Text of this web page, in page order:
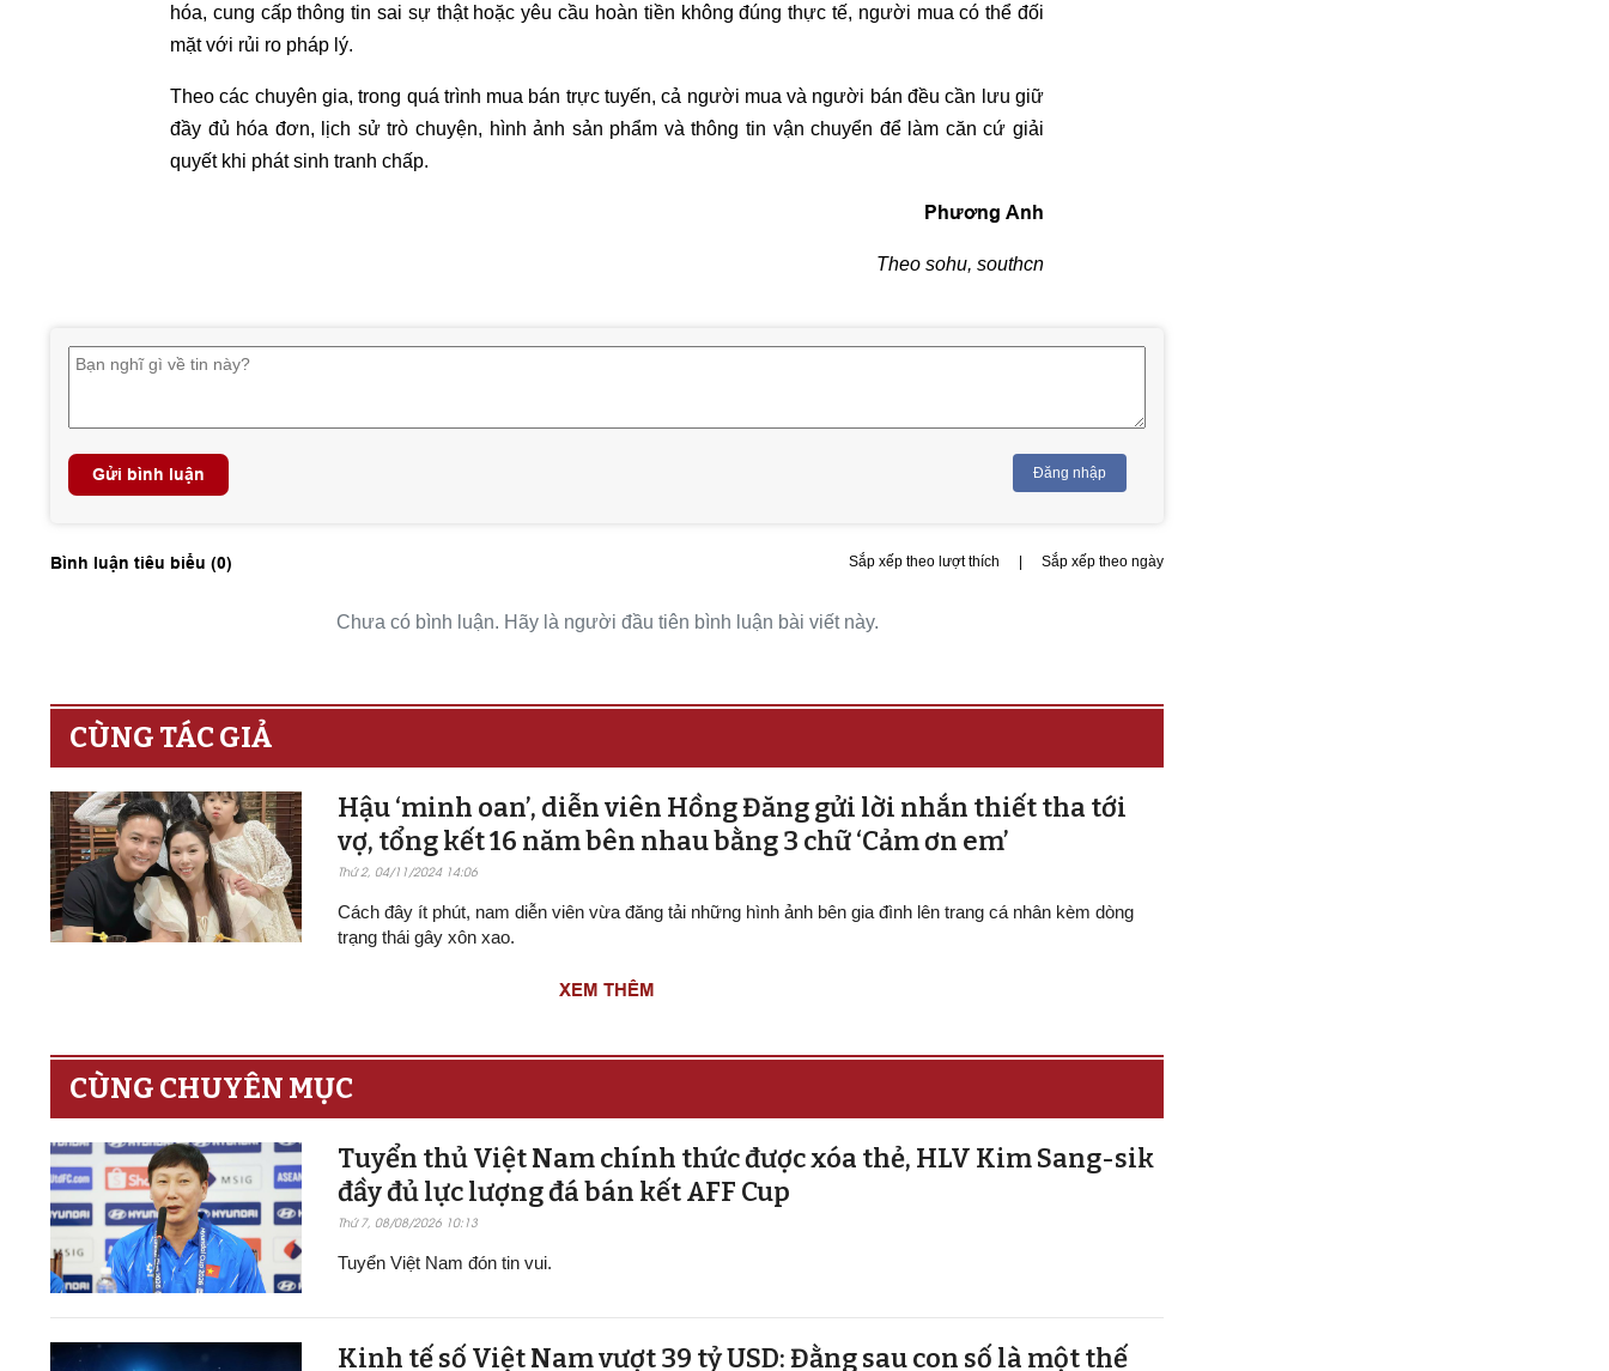
hóa, cung cấp thông tin sai sự thật hoặc yêu cầu hoàn tiền không đúng thực tế, người mua có thể đối
mặt với rủi ro pháp lý.
Theo các chuyên gia, trong quá trình mua bán trực tuyến, cả người mua và người bán đều cần lưu giữ
đầy đủ hóa đơn, lịch sử trò chuyện, hình ảnh sản phẩm và thông tin vận chuyển để làm căn cứ giải
quyết khi phát sinh tranh chấp.
Phương Anh
Theo sohu, southcn
Gửi bình luận Đăng nhập
Bình luận tiêu biểu (0) Sắp xếp theo lượt thích | Sắp xếp theo ngày
Chưa có bình luận. Hãy là người đầu tiên bình luận bài viết này.
CÙNG TÁC GIẢ
Hậu ‘minh oan’, diễn viên Hồng Đăng gửi lời nhắn thiết tha tới
vợ, tổng kết 16 năm bên nhau bằng 3 chữ ‘Cảm ơn em’
Thứ 2, 04/11/2024 14:06
Cách đây ít phút, nam diễn viên vừa đăng tải những hình ảnh bên gia đình lên trang cá nhân kèm dòng
trạng thái gây xôn xao.
XEM THÊM
CÙNG CHUYÊN MỤC
Tuyển thủ Việt Nam chính thức được xóa thẻ, HLV Kim Sang-sik
đầy đủ lực lượng đá bán kết AFF Cup
Thứ 7, 08/08/2026 10:13
Tuyển Việt Nam đón tin vui.
Kinh tế số Việt Nam vượt 39 tỷ USD: Đằng sau con số là một thế